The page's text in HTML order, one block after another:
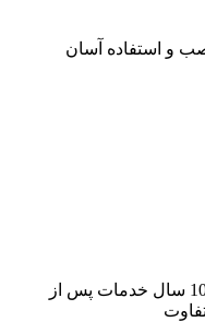
و استفاده آسان
طراحی زیبا و مدرن گارانتی 36 ماهه و 10 سال خدمات پس از